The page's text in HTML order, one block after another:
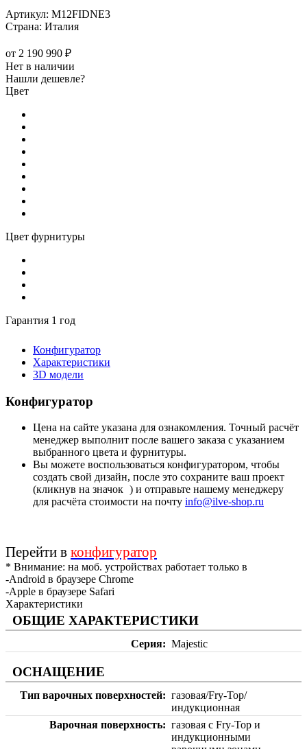
Артикул: M12FIDNE3
Страна: Италия
от 2 190 990 ₽
Нет в наличии
Нашли дешевле?
Цвет
Цвет фурнитуры
Гарантия 1 год
Конфигуратор
Характеристики
3D модели
Конфигуратор
Цена на сайте указана для ознакомления. Точный расчёт
менеджер выполнит после вашего заказа с указанием
выбранного цвета и фурнитуры.
Вы можете воспользоваться конфигуратором, чтобы
создать свой дизайн, после это сохраните ваш проект
(кликнув на значок ) и отправьте нашему менеджеру
для расчёта стоимости на почту info@ilve-shop.ru
Перейти в конфигуратор
* Внимание: на моб. устройствах работает только в
-Android в браузере Chrome
-Apple в браузере Safari
Характеристики
ОБЩИЕ ХАРАКТЕРИСТИКИ
Серия Majestic
ОСНАЩЕНИЕ
Тип варочных поверхностей
газовая/Fry-Top/
индукционная
Варочная поверхность
газовая с Fry-Top и
индукционными